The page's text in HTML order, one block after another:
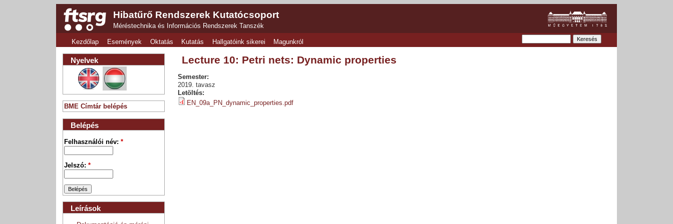
Hibatűrő Rendszerek Kutatócsoport
Méréstechnika és Információs Rendszerek Tanszék
Kezdőlap Események Oktatás Kutatás Hallgatóink sikerei Magunkról
Lecture 10: Petri nets: Dynamic properties
Semester:
2019. tavasz
Letöltés:
EN_09a_PN_dynamic_properties.pdf
Nyelvek
BME Címtár belépés
Belépés
Felhasználói név:*
Jelszó:*
Leírások